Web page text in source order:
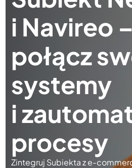
i Navireo –
połącz
systemy
i
procesy
Zintegruj Subiekta z e-